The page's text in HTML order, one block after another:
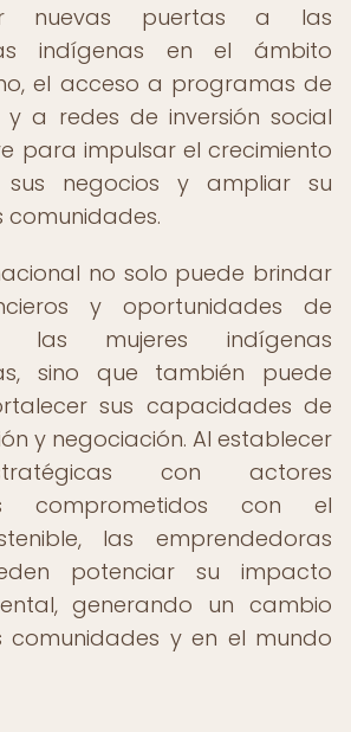
nuevas puertas a las
indígenas en el ámbito
el acceso a programas de
y a redes de inversión social
para impulsar el crecimiento
sus negocios y ampliar su
comunidades.
no solo puede brindar
y oportunidades de
las mujeres indígenas
sino que también puede
sus capacidades de
y negociación. Al establecer
con actores
comprometidos con el
las emprendedoras
potenciar su impacto
generando un cambio
comunidades y en el mundo